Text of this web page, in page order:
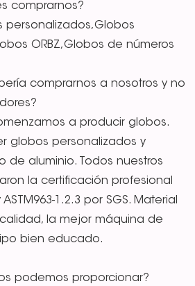
comprarnos?
personalizados,Globos
ORBZ,Globos de números
comprarnos a nosotros y no
a producir globos.
globos personalizados y
de aluminio. Todos nuestros
la certificación profesional
ASTM963-1.2.3 por SGS. Material
la mejor máquina de
bien educado.
podemos proporcionar?